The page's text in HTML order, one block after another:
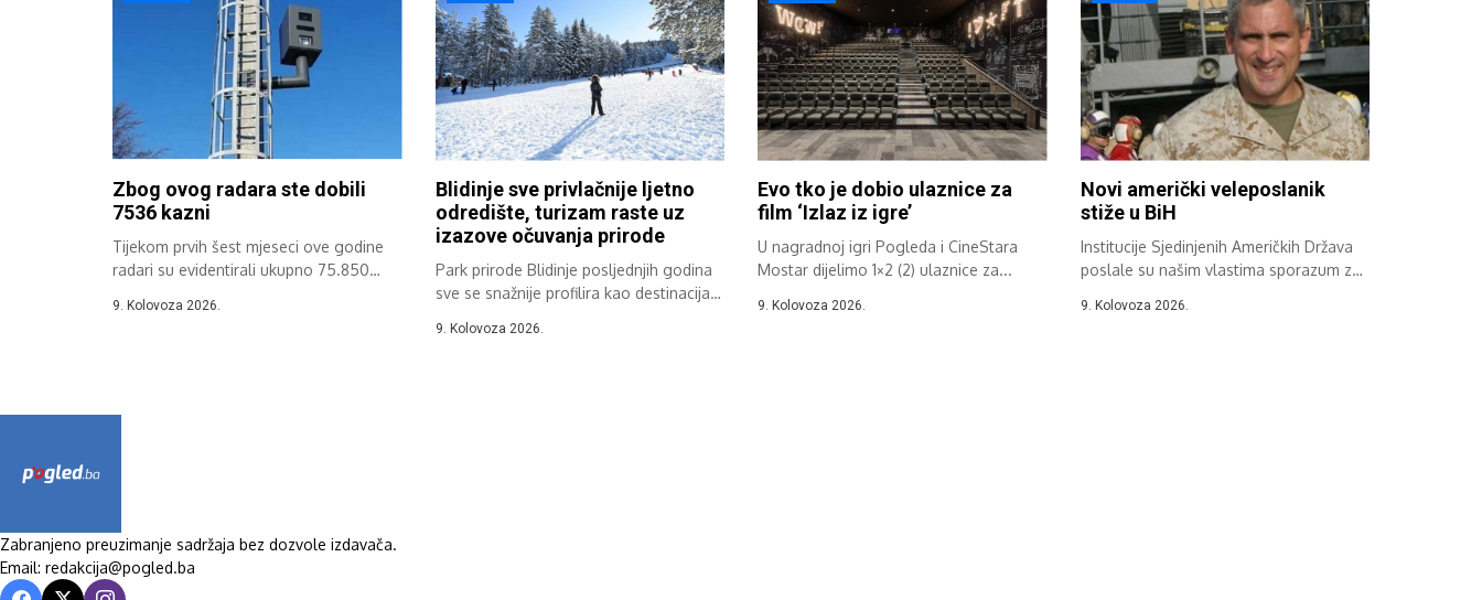
Zbog ovog radara ste dobili
7536 kazni
Tijekom prvih šest mjeseci ove godine
radari su evidentirali ukupno 75.850
9. Kolovoza 2026.
Blidinje sve privlačnije ljetno
odredište, turizam raste uz
izazove očuvanja prirode
Park prirode Blidinje posljednjih godina
sve se snažnije profilira kao destinacija
9. Kolovoza 2026.
Evo tko je dobio ulaznice za
film ‘Izlaz iz igre’
U nagradnoj igri Pogleda i CineStara
Mostar dijelimo 1×2 (2) ulaznice za...
9. Kolovoza 2026.
Novi američki veleposlanik
stiže u BiH
Institucije Sjedinjenih Američkih Država
poslale su našim vlastima sporazum za
9. Kolovoza 2026.
Zabranjeno preuzimanje sadržaja bez dozvole izdavača.
Email: redakcija@pogled.ba